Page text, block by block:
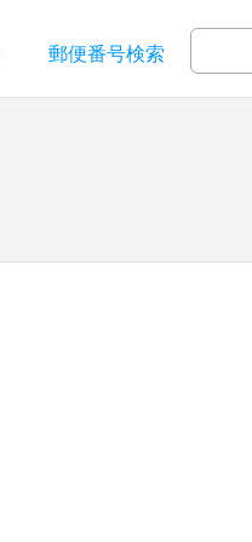
郵便番号検索